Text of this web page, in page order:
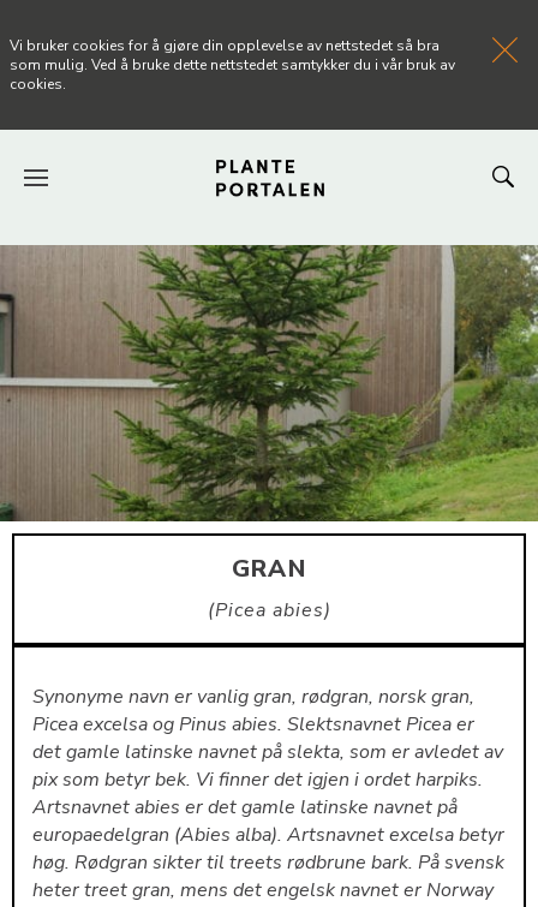
FORSIDEN
NYHETER
ARTIKLER
OM PLANTEPORTALEN
KONTAKT
Vi bruker cookies for å gjøre din opplevelse av nettstedet så bra
som mulig. Ved å bruke dette nettstedet samtykker du i vår bruk av
cookies.
GRAN
Picea abies
Synonyme navn er vanlig gran, rødgran, norsk gran,
Picea excelsa og Pinus abies. Slektsnavnet Picea er
det gamle latinske navnet på slekta, som er avledet av
pix som betyr bek. Vi finner det igjen i ordet harpiks.
Artsnavnet abies er det gamle latinske navnet på
europaedelgran (Abies alba). Artsnavnet excelsa betyr
høg. Rødgran sikter til treets rødbrune bark. På svensk
heter treet gran, mens det engelsk navnet er Norway